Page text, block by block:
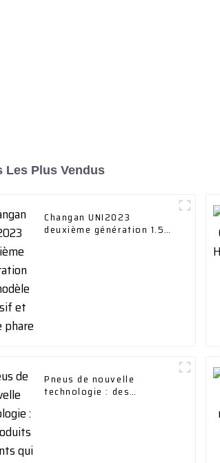
Les Plus Vendus
Changan UNI2023
deuxième génération 1.5T
Pneus de nouvelle
technologie : des